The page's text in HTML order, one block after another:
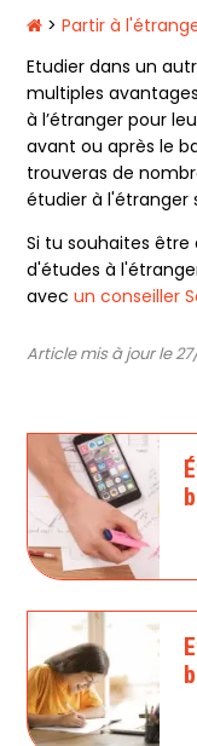
>Partir à
Etudier dans un
multiples
à l’étranger pour
avant ou après le
trouveras de
étudier à l'étranger
Si tu souhaites
d'études à
avecun conseiller
Article mis à jour le